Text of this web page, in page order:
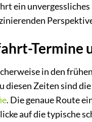
ein
Termine
in den
diesen Zeiten sind
. Die genaue Route
auf die typische